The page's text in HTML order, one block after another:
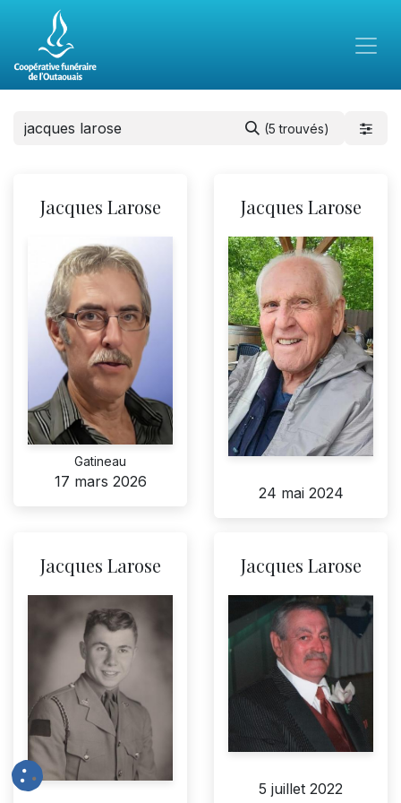
(5 trouvés)
Jacques Larose
Gatineau
17 mars 2026
Jacques Larose
24 mai 2024
Jacques Larose Jacques Larose
5 juillet 2022